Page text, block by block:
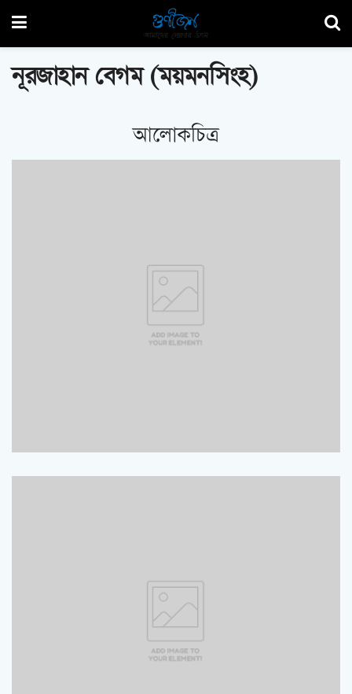
নূরজাহান বেগম (ময়মনসিংহ)
আলোকচিত্র